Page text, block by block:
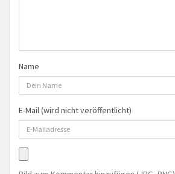
Name
E-Mail (wird nicht veröffentlicht)